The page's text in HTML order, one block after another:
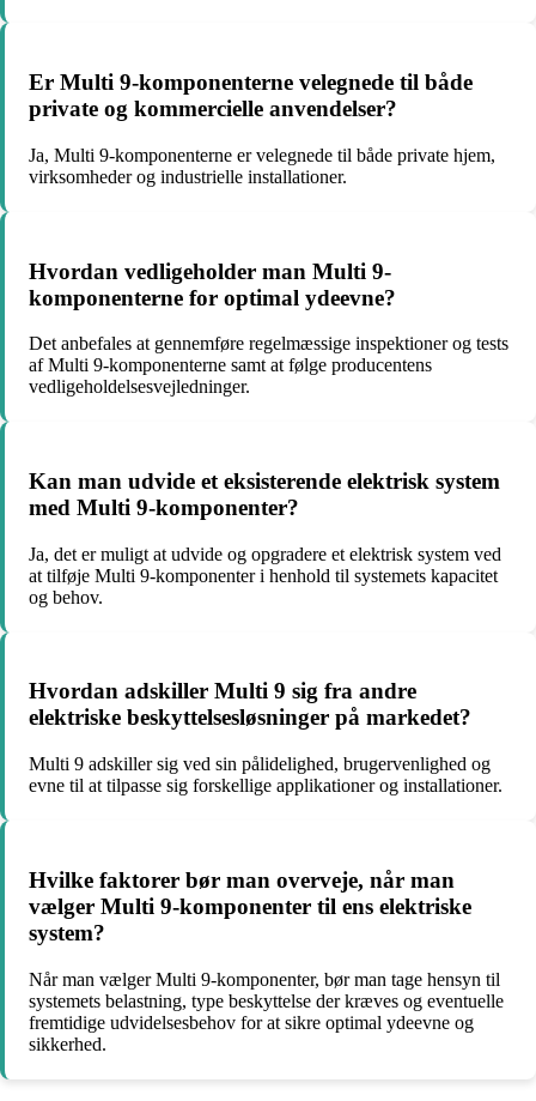
Er Multi 9-komponenterne velegnede til både
private og kommercielle anvendelser?
Ja, Multi 9-komponenterne er velegnede til både private hjem,
virksomheder og industrielle installationer.
Hvordan vedligeholder man Multi 9-
komponenterne for optimal ydeevne?
Det anbefales at gennemføre regelmæssige inspektioner og tests
af Multi 9-komponenterne samt at følge producentens
vedligeholdelsesvejledninger.
Kan man udvide et eksisterende elektrisk system
med Multi 9-komponenter?
Ja, det er muligt at udvide og opgradere et elektrisk system ved
at tilføje Multi 9-komponenter i henhold til systemets kapacitet
og behov.
Hvordan adskiller Multi 9 sig fra andre
elektriske beskyttelsesløsninger på markedet?
Multi 9 adskiller sig ved sin pålidelighed, brugervenlighed og
evne til at tilpasse sig forskellige applikationer og installationer.
Hvilke faktorer bør man overveje, når man
vælger Multi 9-komponenter til ens elektriske
system?
Når man vælger Multi 9-komponenter, bør man tage hensyn til
systemets belastning, type beskyttelse der kræves og eventuelle
fremtidige udvidelsesbehov for at sikre optimal ydeevne og
sikkerhed.